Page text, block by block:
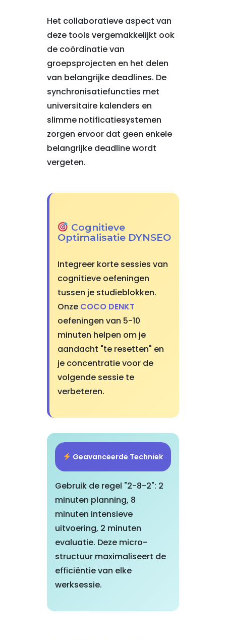
Het collaboratieve aspect van
deze tools vergemakkelijkt ook
de coördinatie van
groepsprojecten en het delen
van belangrijke deadlines. De
synchronisatiefuncties met
universitaire kalenders en
slimme notificatiesystemen
zorgen ervoor dat geen enkele
belangrijke deadline wordt
vergeten.
Cognitieve
Optimalisatie DYNSEO
Integreer korte sessies van
cognitieve oefeningen
tussen je studieblokken.
Onze COCO DENKT
oefeningen van 5-10
minuten helpen om je
aandacht "te resetten" en
je concentratie voor de
volgende sessie te
verbeteren.
Geavanceerde Techniek
Gebruik de regel "2-8-2": 2
minuten planning, 8
minuten intensieve
uitvoering, 2 minuten
evaluatie. Deze micro-
structuur maximaliseert de
efficiëntie van elke
werksessie.